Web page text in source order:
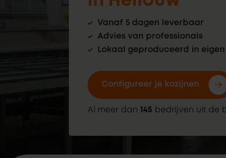
Vanaf 5 dagen leverbaar
Advies van professionals
Lokaal geproduceerd in
Configureer je kozijnen
Al meer dan 145 bedrijven uit de